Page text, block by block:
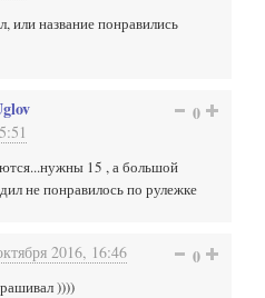
или название понравились
0
15 , а большой
не понравилось по рулежке
2016, 16:46 0
))))